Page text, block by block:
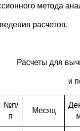
метода
расчетов.
Расчеты для
и
№п/
п
Месяц